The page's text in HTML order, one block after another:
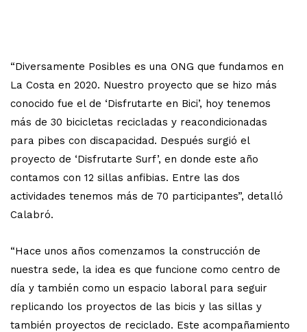
“Diversamente Posibles es una ONG que fundamos en
La Costa en 2020. Nuestro proyecto que se hizo más
conocido fue el de ‘Disfrutarte en Bici’, hoy tenemos
más de 30 bicicletas recicladas y reacondicionadas
para pibes con discapacidad. Después surgió el
proyecto de ‘Disfrutarte Surf’, en donde este año
contamos con 12 sillas anfibias. Entre las dos
actividades tenemos más de 70 participantes”, detalló
Calabró.
“Hace unos años comenzamos la construcción de
nuestra sede, la idea es que funcione como centro de
día y también como un espacio laboral para seguir
replicando los proyectos de las bicis y las sillas y
también proyectos de reciclado. Este acompañamiento